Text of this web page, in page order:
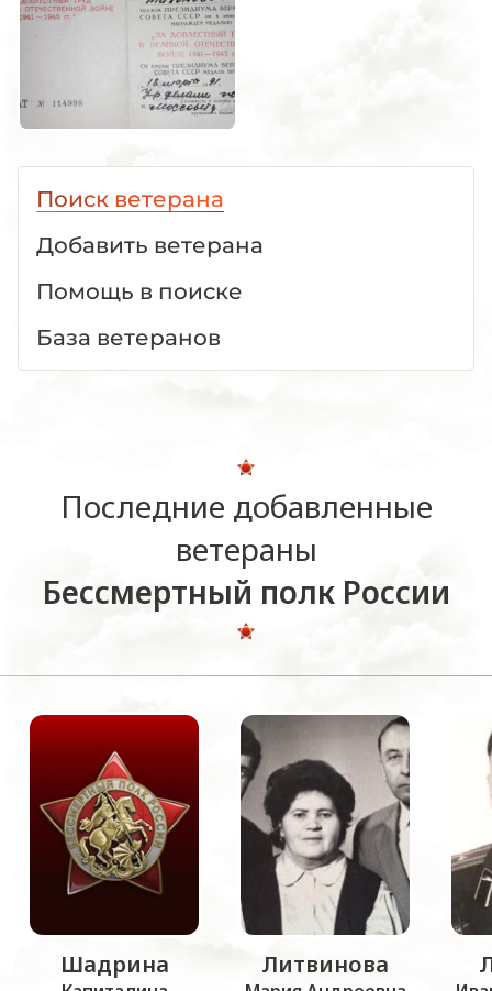
Поиск ветерана
Добавить ветерана
Помощь в поиске
База ветеранов
Последние добавленные
ветераны
Бессмертный полк России
Шадрина Литвинова